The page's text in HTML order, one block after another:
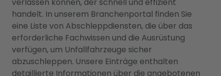
handelt. In unserem Branchenportal finden Sie
eine Liste von Abschleppdiensten, die über das
erforderliche Fachwissen und die Ausrüstung
verfügen, um Unfallfahrzeuge sicher
abzuschleppen. Unsere Einträge enthalten
detaillierte Informationen über die angebotenen